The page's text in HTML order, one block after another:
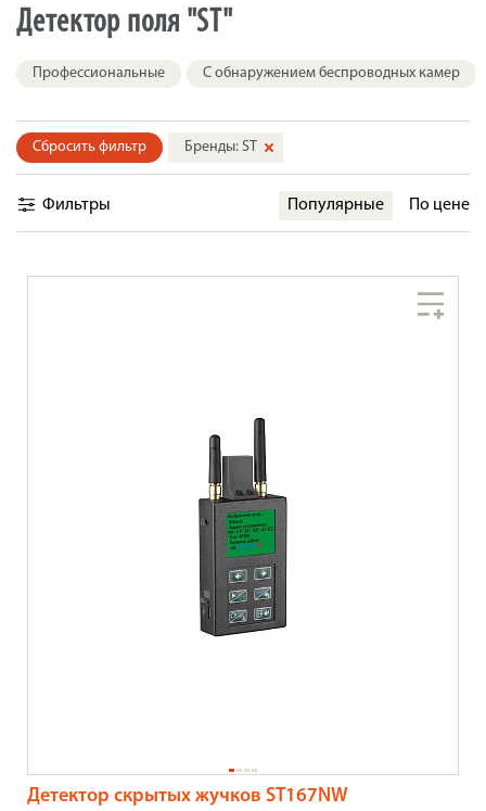
Детектор поля "ST"
Профессиональные С обнаружением беспроводных камер
Сбросить фильтр Бренды: ST
Фильтры Популярные По цене
Детектор скрытых жучков ST167NW